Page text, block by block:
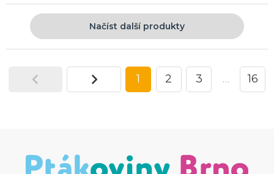
Načíst další produkty
1 2 3 … 16